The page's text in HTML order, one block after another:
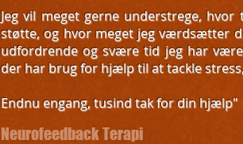
Jeg vil meget gerne understrege,
støtte, og hvor meget jeg værdsætter
udfordrende og svære tid jeg har
der har brug for hjælp til at tackle
Endnu engang, tusind tak for din hjælp"
Neurofeedback Terapi